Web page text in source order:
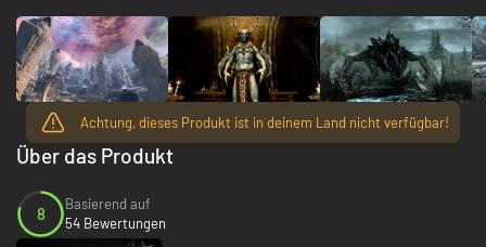
Achtung, dieses Produkt ist in deinem Land nicht verfügbar!
Über das Produkt
8
Basierend auf
54 Bewertungen